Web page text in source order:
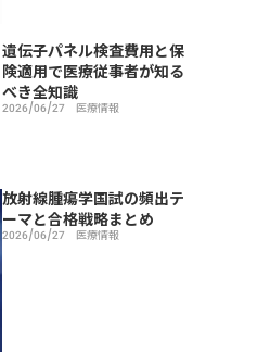
遺伝子パネル検査費用と保
険適用で医療従事者が知る
べき全知識
2026/06/27 医療情報
放射線腫瘍学国試の頻出テ
ーマと合格戦略まとめ
2026/06/27 医療情報